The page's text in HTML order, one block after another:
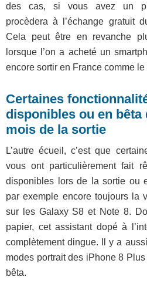
des cas, si vous avez un
procèdera à l’échange gratuit
Cela peut être en revanche
lorsque l’on a acheté un
encore sortir en France comme
Certaines
disponibles ou en
mois de la sortie
L’autre écueil, c’est que
vous ont particulièrement fait
disponibles lors de la sortie ou
par exemple encore toujours la
sur les Galaxy S8 et Note 8.
papier, cet assistant dopé à
complètement dingue. Il y a
modes portrait des iPhone 8
bêta.